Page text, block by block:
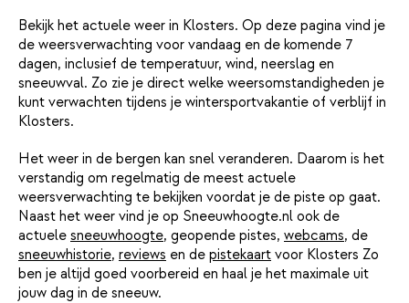
Bekijk het actuele weer in Klosters. Op deze pagina vind je
de weersverwachting voor vandaag en de komende 7
dagen, inclusief de temperatuur, wind, neerslag en
sneeuwval. Zo zie je direct welke weersomstandigheden je
kunt verwachten tijdens je wintersportvakantie of verblijf in
Klosters.
Het weer in de bergen kan snel veranderen. Daarom is het
verstandig om regelmatig de meest actuele
weersverwachting te bekijken voordat je de piste op gaat.
Naast het weer vind je op Sneeuwhoogte.nl ook de
actuele sneeuwhoogte, geopende pistes, webcams, de
sneeuwhistorie, reviews en de pistekaart voor Klosters Zo
ben je altijd goed voorbereid en haal je het maximale uit
jouw dag in de sneeuw.